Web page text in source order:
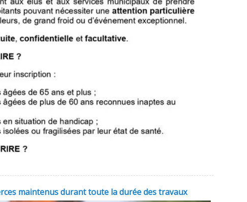
maintenus durant toute la durée des travaux